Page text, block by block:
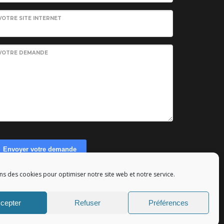
des cookies pour optimiser notre site web et notre service.
Refuser Préférences
SITE INTERNET
DEMANDE
Envoyer votre demande
- Tous droits réservés.